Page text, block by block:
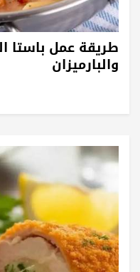
طريقة عمل باستا
والبارميزان